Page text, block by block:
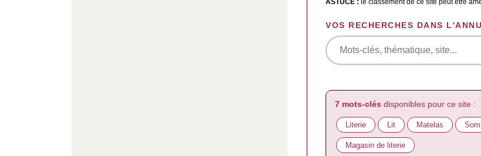
ASTUCE : le classement de ce site peut être
VOS RECHERCHES DANS
7 mots-clés disponibles pour ce site :
Literie Lit Matelas
Magasin de literie